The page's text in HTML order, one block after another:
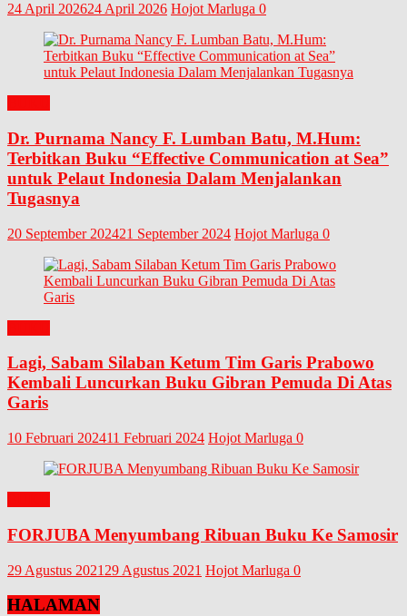
24 April 202624 April 2026 Hojot Marluga 0
Dr. Purnama Nancy F. Lumban Batu, M.Hum:
Terbitkan Buku “Effective Communication at Sea”
untuk Pelaut Indonesia Dalam Menjalankan
Tugasnya
20 September 202421 September 2024 Hojot Marluga 0
Lagi, Sabam Silaban Ketum Tim Garis Prabowo
Kembali Luncurkan Buku Gibran Pemuda Di Atas
Garis
10 Februari 202411 Februari 2024 Hojot Marluga 0
FORJUBA Menyumbang Ribuan Buku Ke Samosir
29 Agustus 2021 29 Agustus 2021 Hojot Marluga 0
HALAMAN